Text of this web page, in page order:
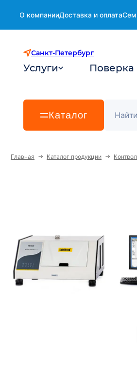
О компанииДоставка и оплата
Санкт-Петербург
Услуги Поверка
Каталог
Главная → Каталог продукции →